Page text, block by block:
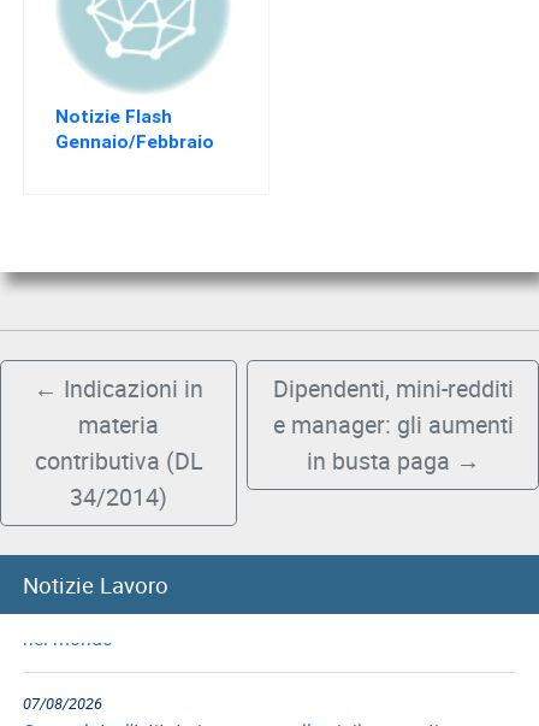
Notizie Flash
Gennaio/Febbraio
← Indicazioni in
materia
contributiva (DL
34/2014)
Dipendenti, mini-redditi
e manager: gli aumenti
in busta paga →
Notizie Lavoro
08/08/2026
07/08/2026